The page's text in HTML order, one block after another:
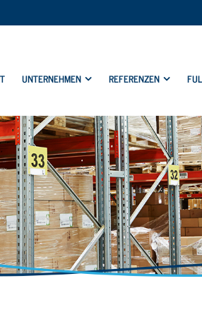
UNTERNEHMEN REFERENZEN